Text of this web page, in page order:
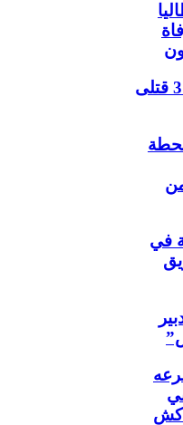
انفلات جرافة يوقع 3 قتلى
في